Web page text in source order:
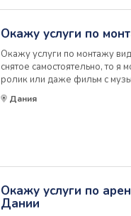
Окажу услуги по
Окажу услуги по монтажу
снятое самостоятельно, то
ролик или даже фильм с
Любое ваши видео: Дни
был сценарий), видео с action
Дания
Окажу услуги по
Дании